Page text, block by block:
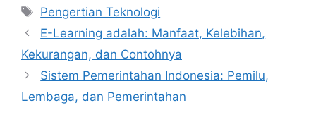
Tags
Pengertian Teknologi
E-Learning adalah: Manfaat, Kelebihan,
Kekurangan, dan Contohnya
Sistem Pemerintahan Indonesia: Pemilu,
Lembaga, dan Pemerintahan